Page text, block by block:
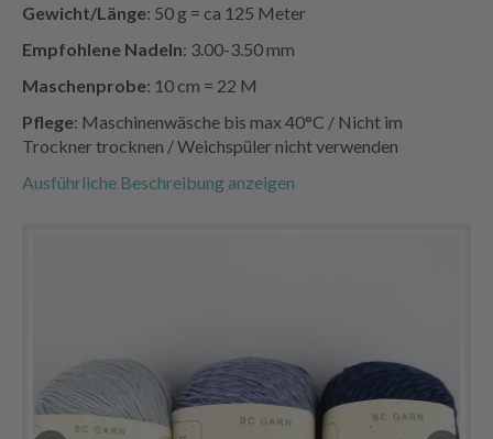
Gewicht/Länge: 50 g = ca 125 Meter
Empfohlene Nadeln: 3.00-3.50 mm
Maschenprobe: 10 cm = 22 M
Pflege: Maschinenwäsche bis max 40°C / Nicht im
Trockner trocknen / Weichspüler nicht verwenden
Ausführliche Beschreibung anzeigen